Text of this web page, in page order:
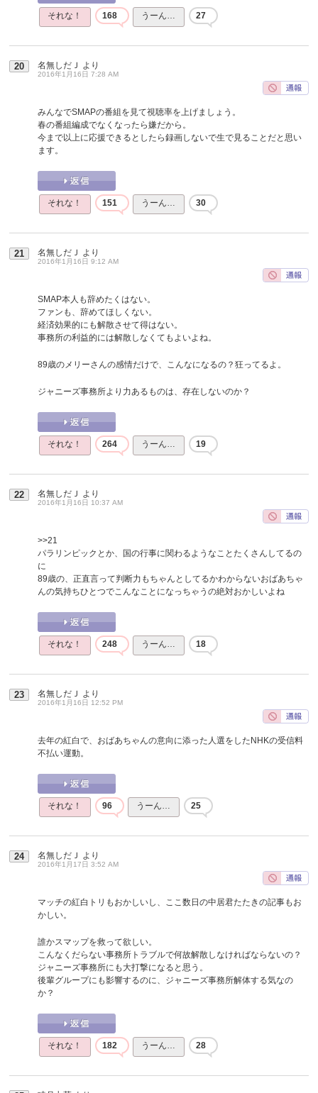
それな！ 168 うーん… 27
20 名無しだＪ より
2016年1月16日 7:28 AM
みんなでSMAPの番組を見て視聴率を上げましょう。
春の番組編成でなくなったら嫌だから。
今まで以上に応援できるとしたら録画しないで生で見ることだと思い
ます。
それな！ 151 うーん… 30
21 名無しだＪ より
2016年1月16日 9:12 AM
SMAP本人も辞めたくはない。
ファンも、辞めてほしくない。
経済効果的にも解散させて得はない。
事務所の利益的には解散しなくてもよいよね。
89歳のメリーさんの感情だけで、こんなになるの？狂ってるよ。
ジャニーズ事務所より力あるものは、存在しないのか？
それな！ 264 うーん… 19
22 名無しだＪ より
2016年1月16日 10:37 AM
>>21
パラリンピックとか、国の行事に関わるようなことたくさんしてるの
に
89歳の、正直言って判断力もちゃんとしてるかわからないおばあちゃ
んの気持ちひとつでこんなことになっちゃうの絶対おかしいよね
それな！ 248 うーん… 18
23 名無しだＪ より
2016年1月16日 12:52 PM
去年の紅白で、おばあちゃんの意向に添った人選をしたNHKの受信料
不払い運動。
それな！ 96 うーん… 25
24 名無しだＪ より
2016年1月17日 3:52 AM
マッチの紅白トリもおかしいし、ここ数日の中居君たたきの記事もお
かしい。
誰かスマップを救って欲しい。
こんなくだらない事務所トラブルで何故解散しなければならないの？
ジャニーズ事務所にも大打撃になると思う。
後輩グループにも影響するのに、ジャニーズ事務所解体する気なの
か？
それな！ 182 うーん… 28